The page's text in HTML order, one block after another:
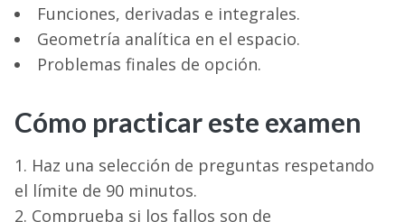
Funciones, derivadas e integrales.
Geometría analítica en el espacio.
Problemas finales de opción.
Cómo practicar este examen
Haz una selección de preguntas respetando
el límite de 90 minutos.
Comprueba si los fallos son de